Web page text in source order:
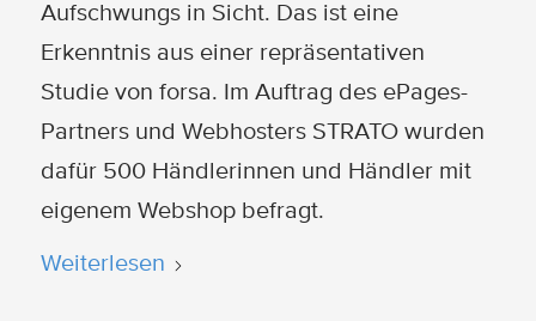
Aufschwungs in Sicht. Das ist eine
Erkenntnis aus einer repräsentativen
Studie von forsa. Im Auftrag des ePages-
Partners und Webhosters STRATO wurden
dafür 500 Händlerinnen und Händler mit
eigenem Webshop befragt.
Weiterlesen